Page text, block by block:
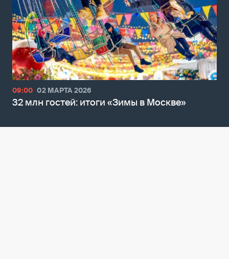
09:00 02 МАРТА 2026
32 млн гостей: итоги «Зимы в Москве»